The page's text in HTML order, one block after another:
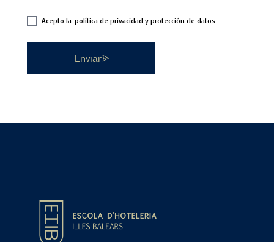
Acepto la política de privacidad y protección de datos
Enviar